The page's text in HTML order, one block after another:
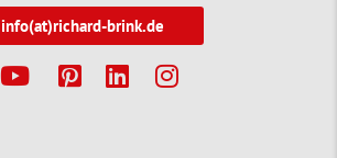
info(at)richard-brink.de